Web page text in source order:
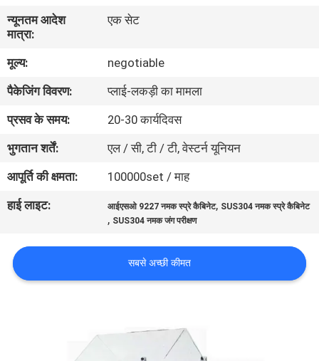
कारखाना
गुणवत्ता
नियंत्रण
संपर्क
करें
उद्धरण
की
न्यूनतम आदेश
मात्रा:
एक सेट
मूल्य:
negotiable
पैकेजिंग विवरण:
प्लाई-लकड़ी का मामला
प्रसव के समय:
20-30 कार्यदिवस
भुगतान शर्तें:
एल / सी, टी / टी, वेस्टर्न यूनियन
आपूर्ति की क्षमता:
100000set / माह
हाई लाइट:
आईएसओ 9227 नमक स्प्रे कैबिनेट, SUS304 नमक स्प्रे कैबिनेट
, SUS304 नमक जंग परीक्षण
सबसे अच्छी कीमत